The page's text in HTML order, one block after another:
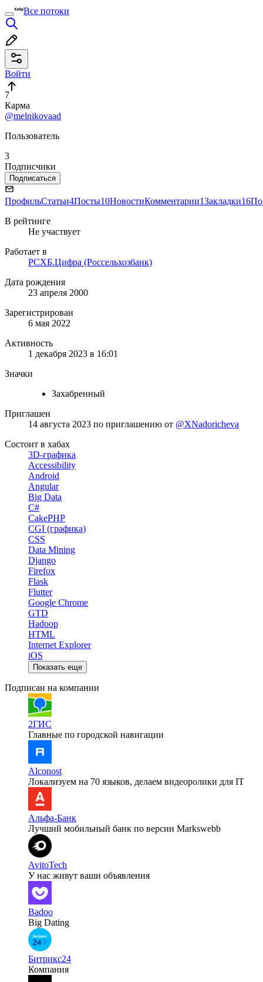
Все потоки
Войти
7
Карма
@melnikovaad
Пользователь
3
Подписчики
Подписаться
ПрофильСтатьи4Посты10НовостиКомментарии1Закладки16
В рейтинге
Не участвует
Работает в
РСХБ.Цифра (Россельхозбанк)
Дата рождения
23 апреля 2000
Зарегистрирован
6 мая 2022
Активность
1 декабря 2023 в 16:01
Значки
Захабренный
Приглашен
14 августа 2023 по приглашению от @XNadoricheva
Состоит в хабах
3D-графика
Accessibility
Android
Angular
Big Data
C#
CakePHP
CGI (графика)
CSS
Data Mining
Django
Firefox
Flask
Flutter
Google Chrome
GTD
Hadoop
HTML
Internet Explorer
iOS
Показать еще
Подписан на компании
2ГИС
Главные по городской навигации
Alconost
Локализуем на 70 языков, делаем видеоролики для IT
Альфа-Банк
Лучший мобильный банк по версии Markswebb
AvitoTech
У нас живут ваши объявления
Badoo
Big Dating
Битрикс24
Компания